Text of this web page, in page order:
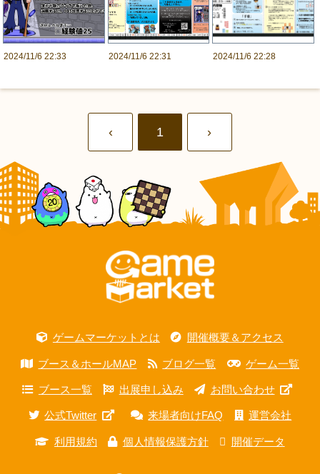
2024/11/6 22:33 2024/11/6 22:31 2024/11/6 22:28
‹ 1 ›
ゲームマーケットとは 開催概要＆アクセス
ブース＆ホールMAP ブログ一覧 ゲーム一覧
ブース一覧 出展申し込み お問い合わせ
公式Twitter 来場者向けFAQ 運営会社
利用規約 個人情報保護方針 開催データ